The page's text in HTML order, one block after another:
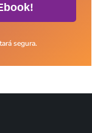
segura.